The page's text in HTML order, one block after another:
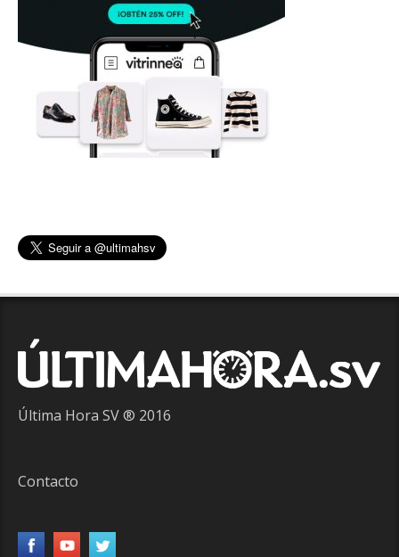
Última Hora SV ® 2016
Contacto